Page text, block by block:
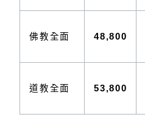
佛教全面 48,800
道教全面 53,800